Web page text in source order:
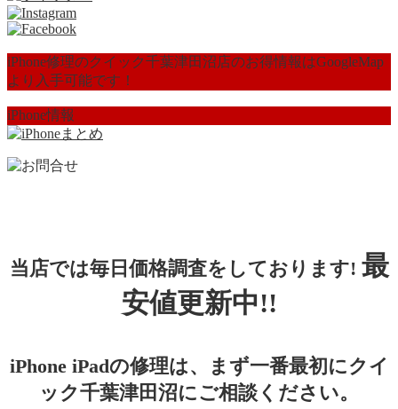
iPhone修理のクイック千葉津田沼店のお得情報はGoogleMap
より入手可能です！
iPhone情報
当店では毎日価格調査をしております! 最
安値更新中!!
iPhone iPadの修理は、まず一番最初にクイ
ック千葉津田沼にご相談ください。